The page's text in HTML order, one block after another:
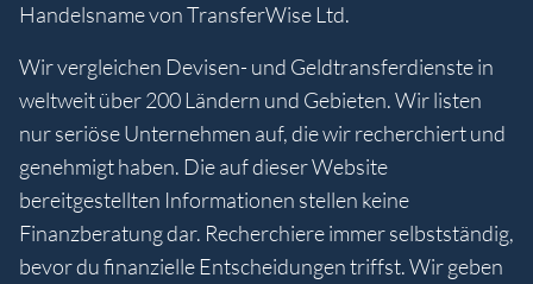
Handelsname von TransferWise Ltd.
Wir vergleichen Devisen- und Geldtransferdienste in
weltweit über 200 Ländern und Gebieten. Wir listen
nur seriöse Unternehmen auf, die wir recherchiert und
genehmigt haben. Die auf dieser Website
bereitgestellten Informationen stellen keine
Finanzberatung dar. Recherchiere immer selbstständig,
bevor du finanzielle Entscheidungen triffst. Wir geben